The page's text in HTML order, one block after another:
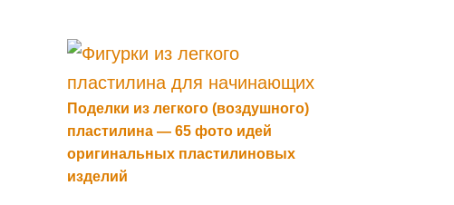
Поделки из легкого (воздушного)
пластилина — 65 фото идей
оригинальных пластилиновых
изделий